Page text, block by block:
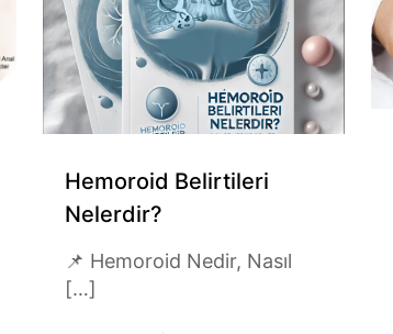
Hemoroid Belirtileri
Nelerdir?
📌 Hemoroid Nedir, Nasıl
[…]